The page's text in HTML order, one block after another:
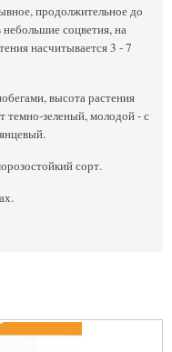
продолжительное до
соцветия, на
насчитывается 3 - 7
высота растения
темно-зеленый, молодой - с
сорт.